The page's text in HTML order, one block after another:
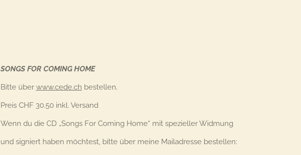
SONGS FOR COMING HOME
Bitte über www.cede.ch bestellen.
Preis CHF 30.50 inkl. Versand
Wenn du die CD „Songs For Coming Home“ mit spezieller Widmung
und signiert haben möchtest, bitte über meine Mailadresse bestellen: